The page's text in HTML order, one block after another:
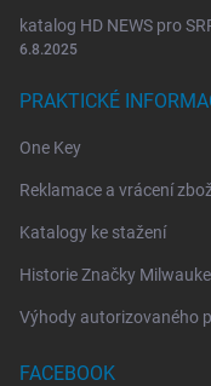
katalog HD NEWS pro
6.8.2025
PRAKTICKÉ
One Key
Reklamace a vrácení
Katalogy ke stažení
Historie Značky
Výhody autorizovaného
FACEBOOK